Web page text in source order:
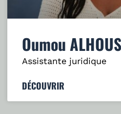
Oumou
Assistante juridique
DÉCOUVRIR